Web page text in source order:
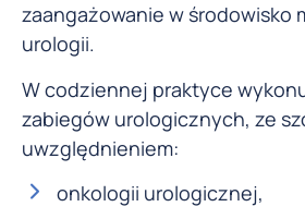
zaangażowanie w środowisko
urologii.
W codziennej praktyce
zabiegów urologicznych, ze
uwzględnieniem:
onkologii urologicznej,